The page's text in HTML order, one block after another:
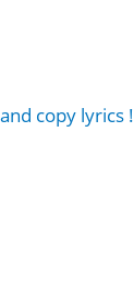
copy lyrics !